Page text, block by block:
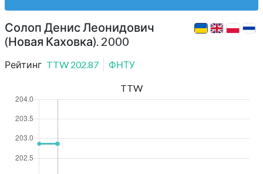
Солоп Денис Леонидович
(Новая Каховка). 2000
Рейтинг TTW 202.87 ФНТУ
TTW